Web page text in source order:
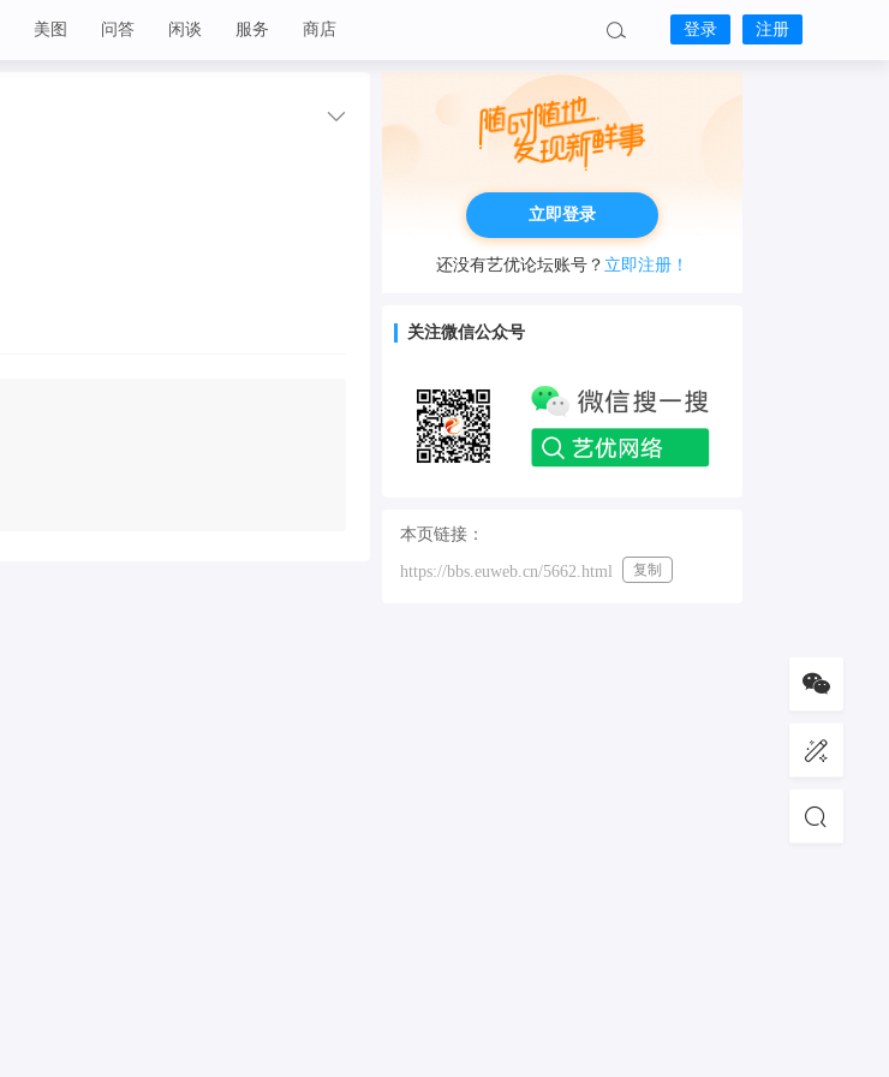
美图 问答 闲谈 服务 商店 登录 注册
立即登录
还没有艺优论坛账号？ 立即注册！
关注微信公众号
本页链接：
https://bbs.euweb.cn/5662.html 复制